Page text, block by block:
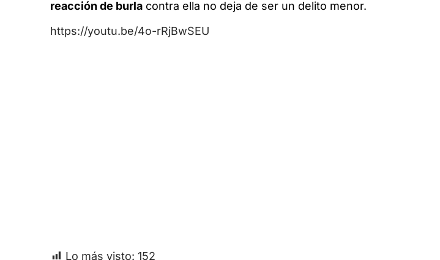
reacción de burla contra ella no deja de ser un delito menor.
https://youtu.be/4o-rRjBwSEU
Lo más visto: 152